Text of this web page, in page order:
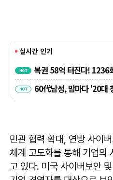
민관 협력 확대, 연방 사이
체계 고도화를 통해 기업의
고 있다. 미국 사이버보안